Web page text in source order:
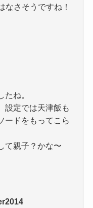
なさそうですね！
ね。
設定では天津飯も
ードをもってこら
て親子？かな〜